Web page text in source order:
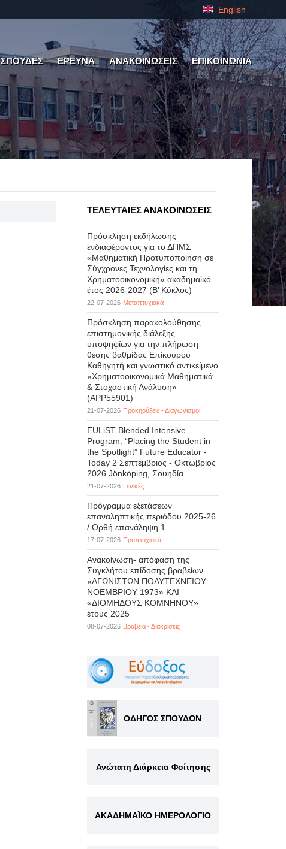
English
ΣΠΟΥΔΕΣ ΕΡΕΥΝΑ ΑΝΑΚΟΙΝΩΣΕΙΣ ΕΠΙΚΟΙΝΩΝΙΑ
ΤΕΛΕΥΤΑΙΕΣ ΑΝΑΚΟΙΝΩΣΕΙΣ
Πρόσκληση εκδήλωσης
ενδιαφέροντος για το ΔΠΜΣ
«Μαθηματική Προτυποποίηση σε
Σύγχρονες Τεχνολογίες και τη
Χρηματοοικονομική» ακαδημαϊκό
έτος 2026-2027 (B’ Kύκλος)
22-07-2026 Μεταπτυχιακά
Πρόσκληση παρακολούθησης
επιστημονικής διάλεξης
υποψηφίων για την πλήρωση
θέσης βαθμίδας Επίκουρου
Καθηγητή και γνωστικό αντικείμενο
«Χρηματοοικονομικά Μαθηματικά
& Στοχαστική Ανάλυση»
(APP55901)
21-07-2026 Προκηρύξεις - Διαγωνισμοί
EULiST Blended Intensive
Program: “Placing the Student in
the Spotlight” Future Educator -
Today 2 Σεπτέμβριος - Οκτώβριος
2026 Jönköping, Σουηδία
21-07-2026 Γενικές
Πρόγραμμα εξετάσεων
επαναληπτικής περιόδου 2025-26
/ Ορθή επανάληψη 1
17-07-2026 Προπτυχιακά
Ανακοίνωση- απόφαση της
Συγκλήτου επίδοσης βραβείων
«ΑΓΩΝΙΣΤΩΝ ΠΟΛΥΤΕΧΝΕΙΟΥ
ΝΟΕΜΒΡΙΟΥ 1973» ΚΑΙ
«ΔΙΟΜΗΔΟΥΣ ΚΟΜΝΗΝΟΥ»
έτους 2025
08-07-2026 Βραβεία - Διακρίσεις
ΟΔΗΓΟΣ ΣΠΟΥΔΩΝ
Ανώτατη Διάρκεια Φοίτησης
ΑΚΑΔΗΜΑΪΚΟ ΗΜΕΡΟΛΟΓΙΟ